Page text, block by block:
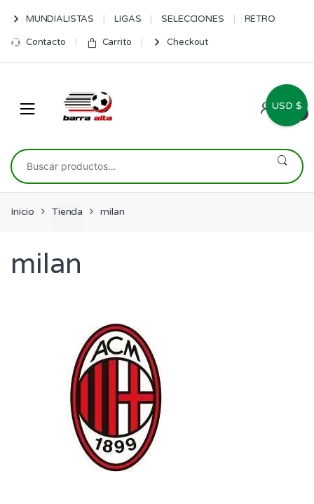
navigation
content
MUNDIALISTAS LIGAS SELECCIONES RETRO
Contacto Carrito Checkout
0
Buscar
por:
Inicio Tienda milan
milan
USD $